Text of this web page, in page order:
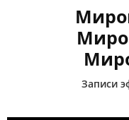
Записи